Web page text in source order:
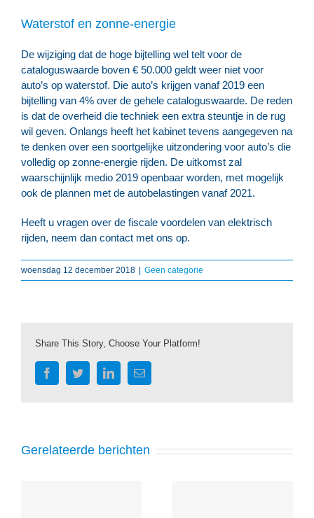
Waterstof en zonne-energie
De wijziging dat de hoge bijtelling wel telt voor de
cataloguswaarde boven € 50.000 geldt weer niet voor
auto’s op waterstof. Die auto’s krijgen vanaf 2019 een
bijtelling van 4% over de gehele cataloguswaarde. De reden
is dat de overheid die techniek een extra steuntje in de rug
wil geven. Onlangs heeft het kabinet tevens aangegeven na
te denken over een soortgelijke uitzondering voor auto’s die
volledig op zonne-energie rijden. De uitkomst zal
waarschijnlijk medio 2019 openbaar worden, met mogelijk
ook de plannen met de autobelastingen vanaf 2021.
Heeft u vragen over de fiscale voordelen van elektrisch
rijden, neem dan contact met ons op.
woensdag 12 december 2018 Geen categorie
Share This Story, Choose Your Platform!
FacebookTwitterLinkedIn
E-
mail
Gerelateerde berichten